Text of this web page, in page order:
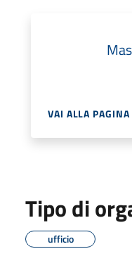
VAI ALLA PAGINA
Tipo di
ufficio